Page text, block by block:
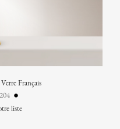
Français
liste